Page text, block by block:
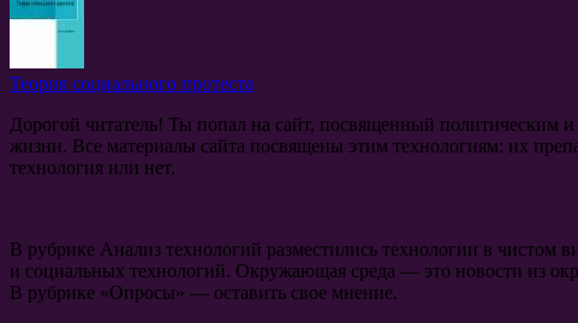
Теория социального протеста
Дорогой читатель! Ты попал на сайт, посвященный
жизни. Все материалы сайта посвящены этим технологиям: их
технология или нет.
В рубрике Анализ технологий разместились технологии в чистом
и социальных технологий. Окружающая среда — это новости из
В рубрике «Опросы» — оставить свое мнение.